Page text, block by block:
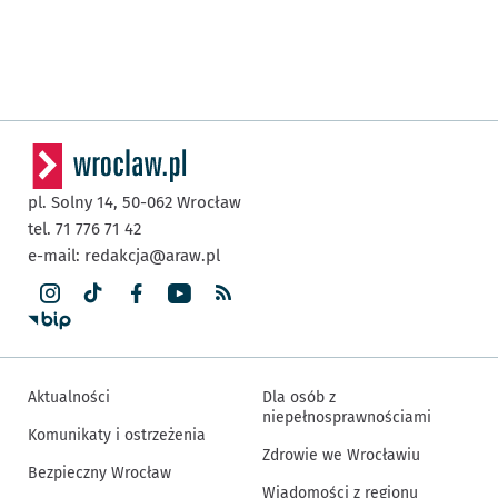
pl. Solny 14, 50-062 Wrocław
tel. 71 776 71 42
e-mail: redakcja@araw.pl
Aktualności
Komunikaty i ostrzeżenia
Bezpieczny Wrocław
Dla osób z
niepełnosprawnościami
Zdrowie we Wrocławiu
Wiadomości z regionu